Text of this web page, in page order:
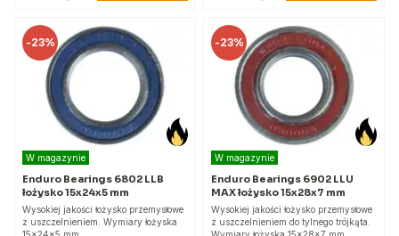
-23%
W magazynie
Enduro Bearings 6802 LLB
łożysko 15x24x5 mm
Wysokiej jakości łożysko przemysłowe
z uszczelnieniem. Wymiary łożyska
-23%
W magazynie
Enduro Bearings 6902 LLU
MAX łożysko 15x28x7 mm
Wysokiej jakości łożysko przemysłowe
z uszczelnieniem do tylnego trójkąta.